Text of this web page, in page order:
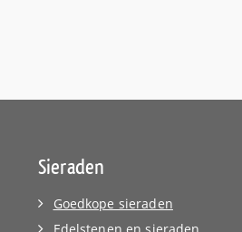
Sieraden
Goedkope sieraden
Edelstenen en sieraden